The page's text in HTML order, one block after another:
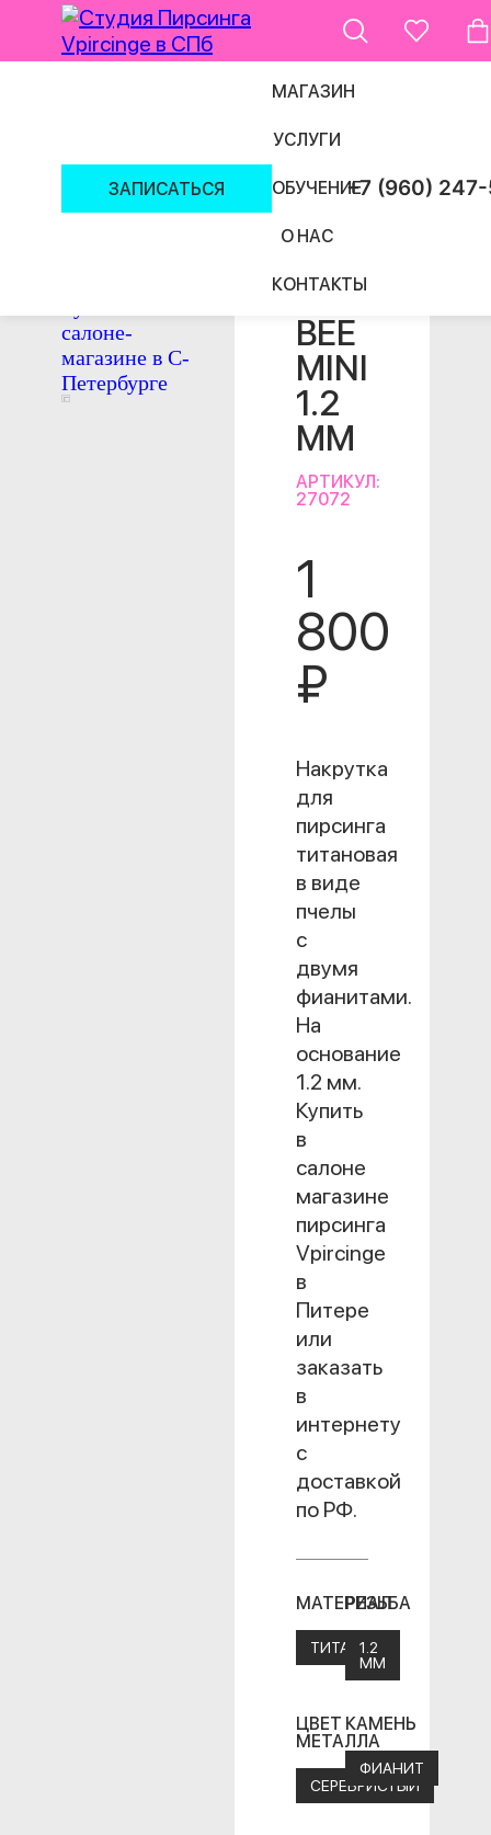
ЗАПИСАТЬСЯ
МАГАЗИН
УСЛУГИ
ОБУЧЕНИЕ
О НАС
КОНТАКТЫ
+7 (960)
НАКРУТКА
BEE
MINI
1.2
ММ
АРТИКУЛ:
27072
1
800
₽
Накрутка
для
пирсинга
титановая
в виде
пчелы
с
двумя
фианитами.
На
основание
1.2 мм.
Купить
в
салоне
магазине
пирсинга
Vpircinge
в
Питере
или
заказать
в
интернету
с
доставкой
по РФ.
МАТЕРИАЛ
ТИТАН
РЕЗЬБА
1.2
ММ
ЦВЕТ
МЕТАЛЛА
СЕРЕБРИСТЫЙ
КАМЕНЬ
ФИАНИТ